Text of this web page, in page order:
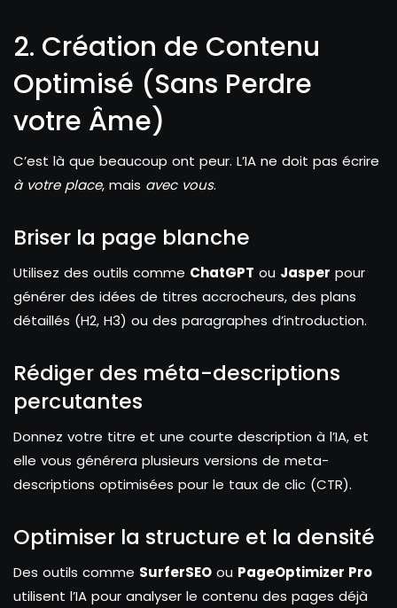
2. Création de Contenu
Optimisé (Sans Perdre
votre Âme)
C’est là que beaucoup ont peur. L’IA ne doit pas écrire
à votre place, mais avec vous.
Briser la page blanche
Utilisez des outils comme ChatGPT ou Jasper pour
générer des idées de titres accrocheurs, des plans
détaillés (H2, H3) ou des paragraphes d’introduction.
Rédiger des méta-descriptions
percutantes
Donnez votre titre et une courte description à l’IA, et
elle vous générera plusieurs versions de meta-
descriptions optimisées pour le taux de clic (CTR).
Optimiser la structure et la densité
Des outils comme SurferSEO ou PageOptimizer Pro
utilisent l’IA pour analyser le contenu des pages déjà